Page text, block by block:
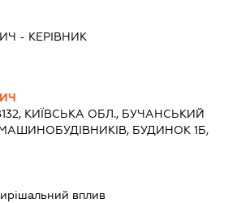
- КЕРІВНИК
КИЇВСЬКА ОБЛ., БУЧАНСЬКИЙ
БУДИНОК 1Б,
вплив